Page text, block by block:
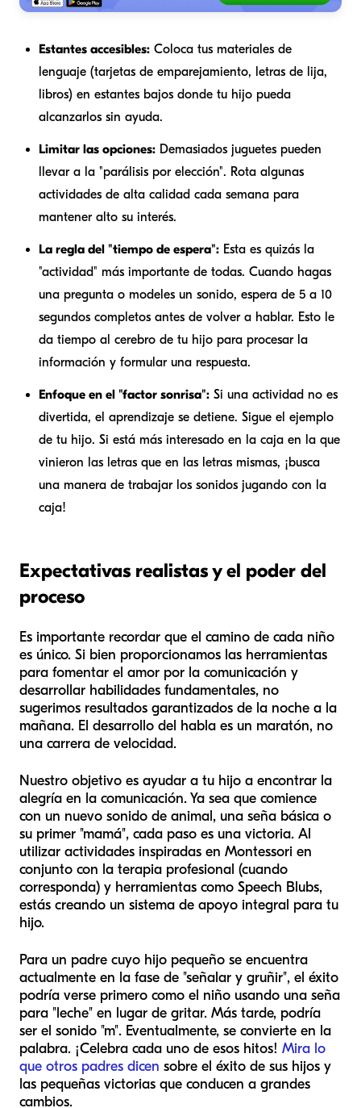
Estantes accesibles: Coloca tus materiales de
lenguaje (tarjetas de emparejamiento, letras de lija,
libros) en estantes bajos donde tu hijo pueda
alcanzarlos sin ayuda.
Limitar las opciones: Demasiados juguetes pueden
llevar a la "parálisis por elección". Rota algunas
actividades de alta calidad cada semana para
mantener alto su interés.
La regla del "tiempo de espera": Esta es quizás la
"actividad" más importante de todas. Cuando hagas
una pregunta o modeles un sonido, espera de 5 a 10
segundos completos antes de volver a hablar. Esto le
da tiempo al cerebro de tu hijo para procesar la
información y formular una respuesta.
Enfoque en el "factor sonrisa": Si una actividad no es
divertida, el aprendizaje se detiene. Sigue el ejemplo
de tu hijo. Si está más interesado en la caja en la que
vinieron las letras que en las letras mismas, ¡busca
una manera de trabajar los sonidos jugando con la
caja!
Expectativas realistas y el poder del
proceso
Es importante recordar que el camino de cada niño
es único. Si bien proporcionamos las herramientas
para fomentar el amor por la comunicación y
desarrollar habilidades fundamentales, no
sugerimos resultados garantizados de la noche a la
mañana. El desarrollo del habla es un maratón, no
una carrera de velocidad.
Nuestro objetivo es ayudar a tu hijo a encontrar la
alegría en la comunicación. Ya sea que comience
con un nuevo sonido de animal, una seña básica o
su primer "mamá", cada paso es una victoria. Al
utilizar actividades inspiradas en Montessori en
conjunto con la terapia profesional (cuando
corresponda) y herramientas como Speech Blubs,
estás creando un sistema de apoyo integral para tu
hijo.
Para un padre cuyo hijo pequeño se encuentra
actualmente en la fase de "señalar y gruñir", el éxito
podría verse primero como el niño usando una seña
para "leche" en lugar de gritar. Más tarde, podría
ser el sonido "m". Eventualmente, se convierte en la
palabra. ¡Celebra cada uno de esos hitos! Mira lo
que otros padres dicen sobre el éxito de sus hijos y
las pequeñas victorias que conducen a grandes
cambios.